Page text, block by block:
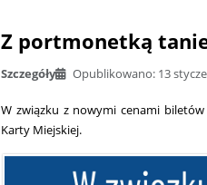
Z portmonetką
Szczegóły Opublikowano: 13
W związku z nowymi cenami
Karty Miejskiej.